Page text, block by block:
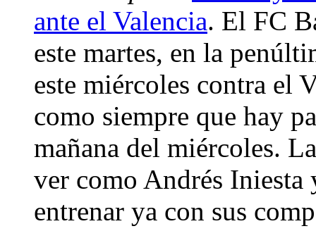
ante el Valencia. El FC
este martes, en la
este miércoles contra el
como siempre que hay
mañana del miércoles.
ver como Andrés
entrenar ya con sus